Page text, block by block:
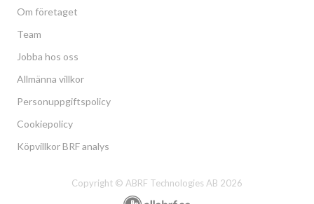
Om företaget
Team
Jobba hos oss
Allmänna villkor
Personuppgiftspolicy
Cookiepolicy
Köpvillkor BRF analys
Copyright © ABRF Technologies AB 2026